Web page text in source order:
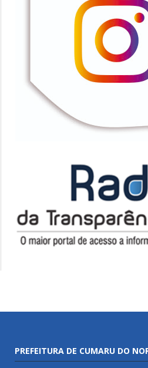
PREFEITURA DE CUMARU DO